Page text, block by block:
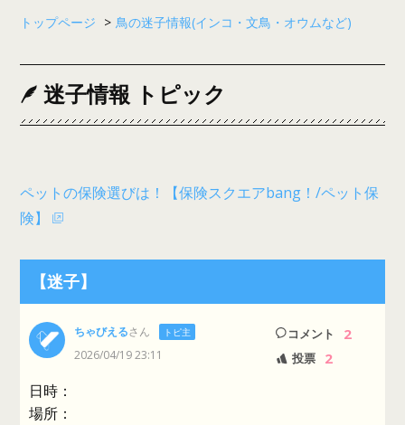
トップページ > 鳥の迷子情報(インコ・文鳥・オウムなど)
迷子情報 トピック
ペットの保険選びは！【保険スクエアbang！/ペット保
険】
【迷子】
ちゃびえるさん トピ主
2026/04/19 23:11
コメント 2
投票 2
日時：
場所：